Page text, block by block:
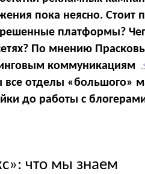
пока неясно. Стоит
платформы?
По мнению
коммуникациям
все отделы «большого»
до работы с
что мы знаем